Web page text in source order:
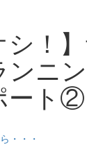
シ！
ンニ
ト②
・・・